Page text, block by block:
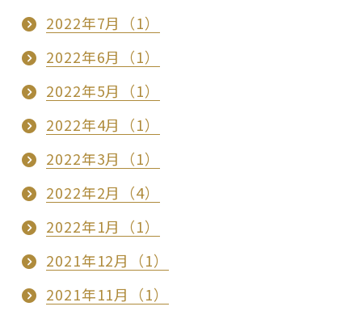
2022年7月（1）
2022年6月（1）
2022年5月（1）
2022年4月（1）
2022年3月（1）
2022年2月（4）
2022年1月（1）
2021年12月（1）
2021年11月（1）